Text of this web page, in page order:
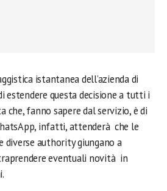
istantanea dell’azienda di
estendere questa decisione a tutti i
che, fanno sapere dal servizio, è di
infatti, attenderà che le
authority giungano a
eventuali novità in